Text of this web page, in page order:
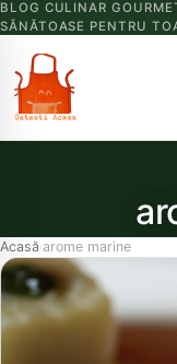
BLOG CULINAR
SĂNĂTOASE PENTRU
Acasă›arome marine